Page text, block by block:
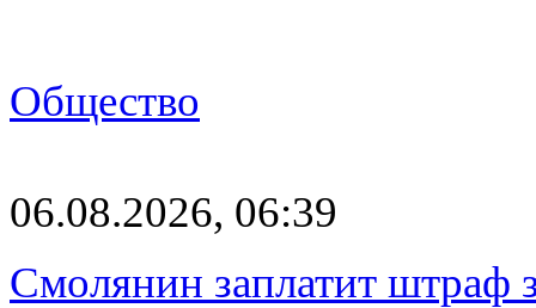
Общество
06.08.2026, 06:39
Смолянин заплатит штраф